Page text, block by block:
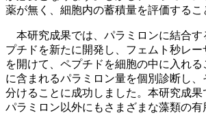
薬が無く、細胞内の蓄積量を評価するこ
本研究成果では、パラミロンに結合す
プチドを新たに開発し、フェムト秒レ
を開けて、ペプチドを細胞の中に入れ
に含まれるパラミロン量を個別診断し
分けることに成功しました。本研究成果
パラミロン以外にもさまざまな藻類の有